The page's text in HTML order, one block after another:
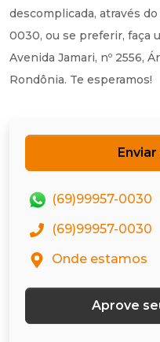
descomplicada, através
0030, ou se preferir, faça
Avenida Jamari, nº 2556,
Rondônia. Te esperamos!
(69)99957-0030
(69)99957-0030
Onde estamos
Aprove